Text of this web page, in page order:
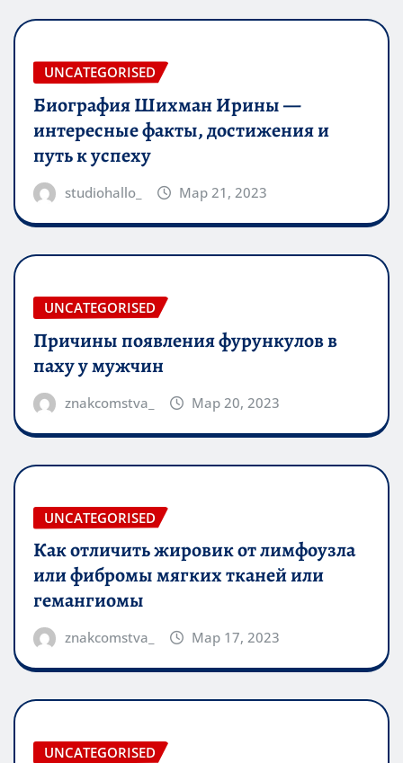
UNCATEGORISED
Биография Шихман Ирины —
интересные факты, достижения и
путь к успеху
studiohallo_ Мар 21, 2023
UNCATEGORISED
Причины появления фурункулов в
паху у мужчин
znakcomstva_ Мар 20, 2023
UNCATEGORISED
Как отличить жировик от лимфоузла
или фибромы мягких тканей или
гемангиомы
znakcomstva_ Мар 17, 2023
UNCATEGORISED